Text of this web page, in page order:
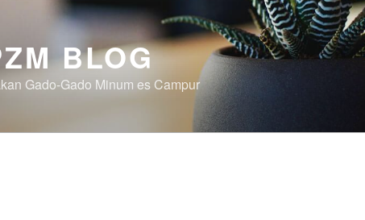
BLOG
Gado-Gado Minum es Campur